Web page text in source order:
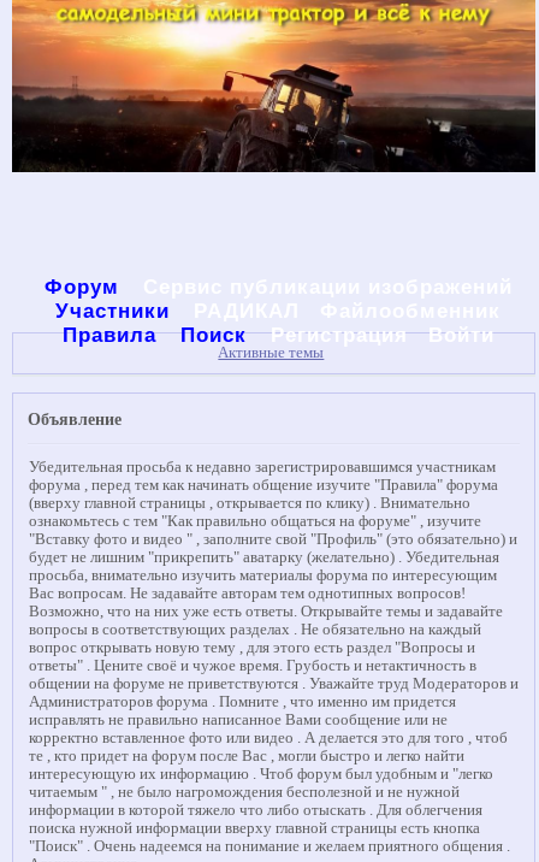
Форум
Участники
Правила
Поиск Регистрация Войти
Активные темы
Объявление
Убедительная просьба к недавно зарегистрировавшимся участникам
форума , перед тем как начинать общение изучите "Правила" форума
(вверху главной страницы , открывается по клику) . Внимательно
ознакомьтесь с тем "Как правильно общаться на форуме" , изучите
"Вставку фото и видео " , заполните свой "Профиль" (это обязательно) и
будет не лишним "прикрепить" аватарку (желательно) . Убедительная
просьба, внимательно изучить материалы форума по интересующим
Вас вопросам. Не задавайте авторам тем однотипных вопросов!
Возможно, что на них уже есть ответы. Открывайте темы и задавайте
вопросы в соответствующих разделах . Не обязательно на каждый
вопрос открывать новую тему , для этого есть раздел "Вопросы и
ответы" . Цените своё и чужое время. Грубость и нетактичность в
общении на форуме не приветствуются . Уважайте труд Модераторов и
Администраторов форума . Помните , что именно им придется
исправлять не правильно написанное Вами сообщение или не
корректно вставленное фото или видео . А делается это для того , чтоб
те , кто придет на форум после Вас , могли быстро и легко найти
интересующую их информацию . Чтоб форум был удобным и "легко
читаемым " , не было нагромождения бесполезной и не нужной
информации в которой тяжело что либо отыскать . Для облегчения
поиска нужной информации вверху главной страницы есть кнопка
"Поиск" . Очень надеемся на понимание и желаем приятного общения .